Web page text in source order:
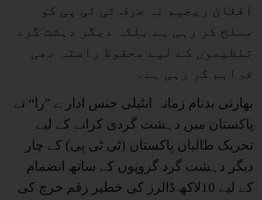
افغان ریجیم نہ صرف ٹی ٹی پی کو
مسلح کر رہی ہے بلکہ دیگر دہشت گرد
تنظیموں کے لیے محفوظ راستہ بھی
فراہم کر رہی ہے۔
بھارتی بدنام زمانہ انٹیلی جنس ادار ے ”را“ نے
پاکستان میں دہشت گردی کرانے کے لیے
تحریک طالبان پاکستان (ٹی ٹی پی) کے چار
دیگر دہشت گرد گروپوں کے ساتھ انضمام
کے لیے 10لاکھ ڈالرز کی خطیر رقم خرچ کی